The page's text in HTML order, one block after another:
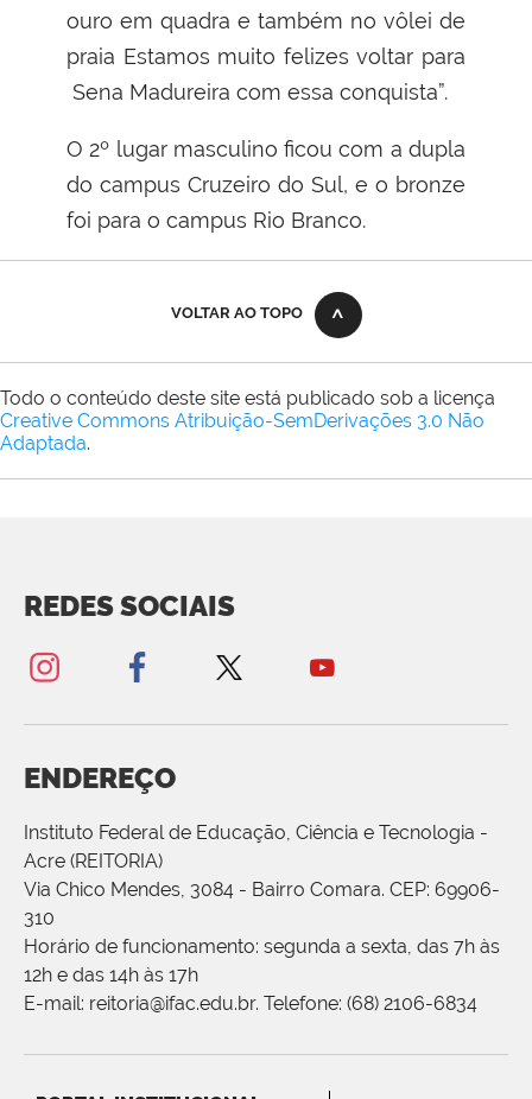
ouro em quadra e também no vôlei de
praia Estamos muito felizes voltar para
Sena Madureira com essa conquista”.
O 2º lugar masculino ficou com a dupla
do campus Cruzeiro do Sul, e o bronze
foi para o campus Rio Branco.
VOLTAR AO TOPO
Todo o conteúdo deste site está publicado sob a licença
Creative Commons Atribuição-SemDerivações 3.0 Não
Adaptada.
REDES SOCIAIS
ENDEREÇO
Instituto Federal de Educação, Ciência e Tecnologia -
Acre (REITORIA)
Via Chico Mendes, 3084 - Bairro Comara. CEP: 69906-
310
Horário de funcionamento: segunda a sexta, das 7h às
12h e das 14h às 17h
E-mail: reitoria@ifac.edu.br. Telefone: (68) 2106-6834